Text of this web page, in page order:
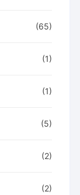
(65)
(1)
(1)
(5)
(2)
(2)